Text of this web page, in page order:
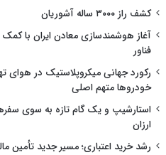
کشف راز ۳۰۰۰ ساله آشوریان
آغاز هوشمندسازی معادن ایران با
فناور
رکورد جهانی میکروپلاستیک در هوای
خودروها متهم اصلی
استارشیپ و یک گام تازه به سوی
ارزان
رشد خرید اعتباری؛ مسیر جدید تأمین